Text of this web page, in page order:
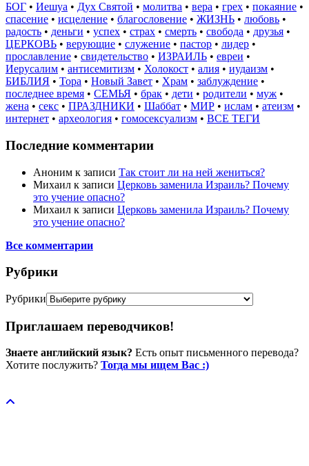
БОГ • Иешуа • Дух Святой • молитва • вера • грех • покаяние •
спасение • исцеление • благословение • ЖИЗНЬ • любовь •
радость • деньги • успех • страх • смерть • свобода • друзья •
ЦЕРКОВЬ • верующие • служение • пастор • лидер •
прославление • свидетельство • ИЗРАИЛЬ • евреи •
Иерусалим • антисемитизм • Холокост • алия • иудаизм •
БИБЛИЯ • Тора • Новый Завет • Храм • заблуждение •
последнее время • СЕМЬЯ • брак • дети • родители • муж •
жена • секс • ПРАЗДНИКИ • Шаббат • МИР • ислам • атеизм •
интернет • археология • гомосексуализм • ВСЕ ТЕГИ
Последние комментарии
Аноним к записи Так стоит ли на ней жениться?
Михаил к записи Церковь заменила Израиль? Почему
это учение опасно?
Михаил к записи Церковь заменила Израиль? Почему
это учение опасно?
Все комментарии
Рубрики
Рубрики
Приглашаем переводчиков!
Знаете английский язык? Есть опыт письменного перевода?
Хотите послужить? Тогда мы ищем Вас :)